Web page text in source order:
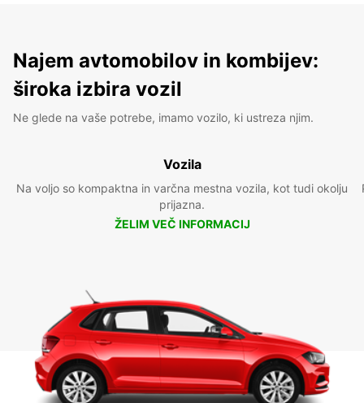
Najem avtomobilov in kombijev:
široka izbira vozil
Ne glede na vaše potrebe, imamo vozilo, ki ustreza njim.
Vozila
Na voljo so kompaktna in varčna mestna vozila, kot tudi okolju
prijazna.
ŽELIM VEČ INFORMACIJ